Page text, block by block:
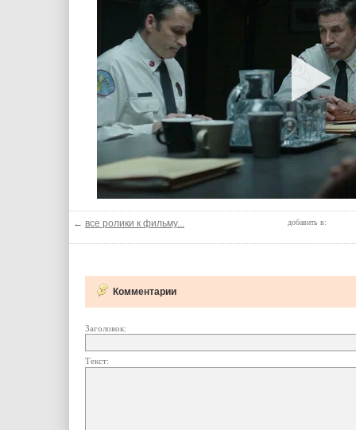
← все ролики к фильму... добавить в:
Комментарии
Заголовок:
Текст: